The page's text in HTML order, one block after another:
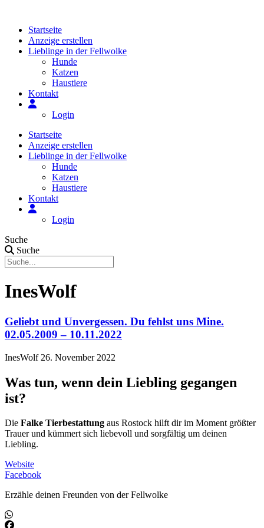
springenStartseite
Anzeige erstellen
Lieblinge in der Fellwolke
Hunde
Katzen
Haustiere
Kontakt
Login
Startseite
Anzeige erstellen
Lieblinge in der Fellwolke
Hunde
Katzen
Haustiere
Kontakt
Login
Suche
Suche
InesWolf
Geliebt und Unvergessen. Du fehlst uns Mine.
02.05.2009 – 10.11.2022
InesWolf 26. November 2022
Was tun, wenn dein Liebling gegangen
ist?
Die Falke Tierbestattung aus Rostock hilft dir im Moment größter
Trauer und kümmert sich liebevoll und sorgfältig um deinen
Liebling.
Website
Facebook
Erzähle deinen Freunden von der Fellwolke